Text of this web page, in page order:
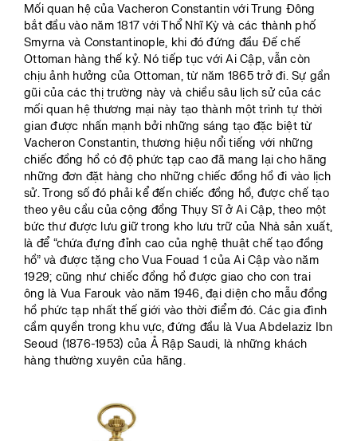
Mối quan hệ của Vacheron Constantin với Trung Đông
bắt đầu vào năm 1817 với Thổ Nhĩ Kỳ và các thành phố
Smyrna và Constantinople, khi đó đứng đầu Đế chế
Ottoman hàng thế kỷ. Nó tiếp tục với Ai Cập, vẫn còn
chịu ảnh hưởng của Ottoman, từ năm 1865 trở đi. Sự gần
gũi của các thị trường này và chiều sâu lịch sử của các
mối quan hệ thương mại này tạo thành một trình tự thời
gian được nhấn mạnh bởi những sáng tạo đặc biệt từ
Vacheron Constantin, thương hiệu nổi tiếng với những
chiếc đồng hồ có độ phức tạp cao đã mang lại cho hãng
những đơn đặt hàng cho những chiếc đồng hồ đi vào lịch
sử. Trong số đó phải kể đến chiếc đồng hồ, được chế tạo
theo yêu cầu của cộng đồng Thụy Sĩ ở Ai Cập, theo một
bức thư được lưu giữ trong kho lưu trữ của Nhà sản xuất,
là để “chứa đựng đỉnh cao của nghệ thuật chế tạo đồng
hồ” và được tặng cho Vua Fouad 1 của Ai Cập vào năm
1929; cũng như chiếc đồng hồ được giao cho con trai
ông là Vua Farouk vào năm 1946, đại diện cho mẫu đồng
hồ phức tạp nhất thế giới vào thời điểm đó. Các gia đình
cầm quyền trong khu vực, đứng đầu là Vua Abdelaziz Ibn
Seoud (1876-1953) của Ả Rập Saudi, là những khách
hàng thường xuyên của hãng.